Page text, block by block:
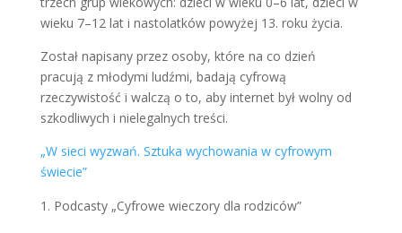
wieku 7–12 lat i nastolatków powyżej 13. roku życia.
Został napisany przez osoby, które na co dzień
pracują z młodymi ludźmi, badają cyfrową
rzeczywistość i walczą o to, aby internet był wolny od
szkodliwych i nielegalnych treści.
„W sieci wyzwań. Sztuka wychowania w cyfrowym
świecie”
Podcasty „Cyfrowe wieczory dla rodziców”